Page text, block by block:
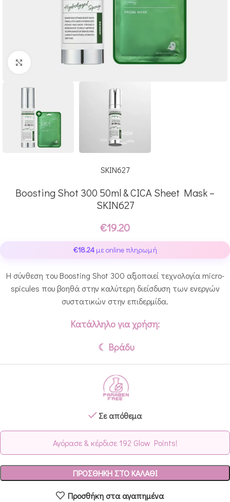
Click to enlarge
SKIN627
Boosting Shot 300 50ml & CICA Sheet Mask –
SKIN627
€19.20
€18.24με online πληρωμή
Η σύνθεση του Boosting Shot 300 αξιοποιεί τεχνολογία micro-
spicules που βοηθά στην καλύτερη διείσδυση των ενεργών
συστατικών στην επιδερμίδα.
Κατάλληλο για χρήση:
☾ Βράδυ
Σε απόθεμα
Αγόρασε & κέρδισε 192 Glow Points!
ΠΡΟΣΘΉΚΗ ΣΤΟ ΚΑΛΆΘΙ
Προσθήκη στα αγαπημένα